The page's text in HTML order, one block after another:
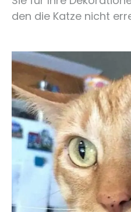
den die Katze nicht